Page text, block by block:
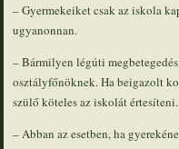
– Gyermekeiket csak az iskola
ugyanonnan.
– Bármilyen légúti
osztályfőnöknek. Ha beigazolt
szülő köteles az iskolát értesíteni.
– Abban az esetben, ha